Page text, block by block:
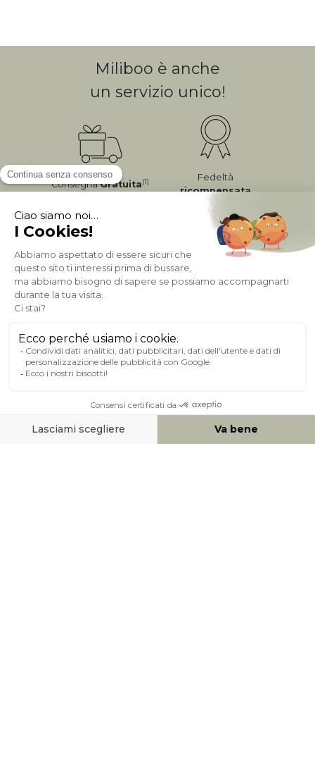
Miliboo è anche
un servizio unico!
ConsegnaGratuita(1)
Fedeltà
ricompensata
Pagamento sicuro
A PROPOSITO DI MILIBOO
AIUTO & CONTATTO